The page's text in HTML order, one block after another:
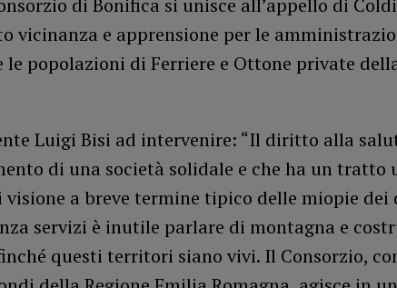
di Bonifica si unisce all’appello di
vicinanza e apprensione per le
le popolazioni di Ferriere e Ottone private
Luigi Bisi ad intervenire: “Il diritto alla
di una società solidale e che ha un tratto
visione a breve termine tipico delle miopie dei
servizi è inutile parlare di montagna e
questi territori siano vivi. Il Consorzio,